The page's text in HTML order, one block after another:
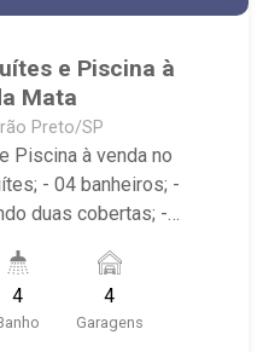
e Piscina à
Mata
Preto/SP
Piscina à venda no
- 04 banheiros; -
duas cobertas; -
- Área de
- Corredor lateral; -
- Condomínio:
4 4
Garagens